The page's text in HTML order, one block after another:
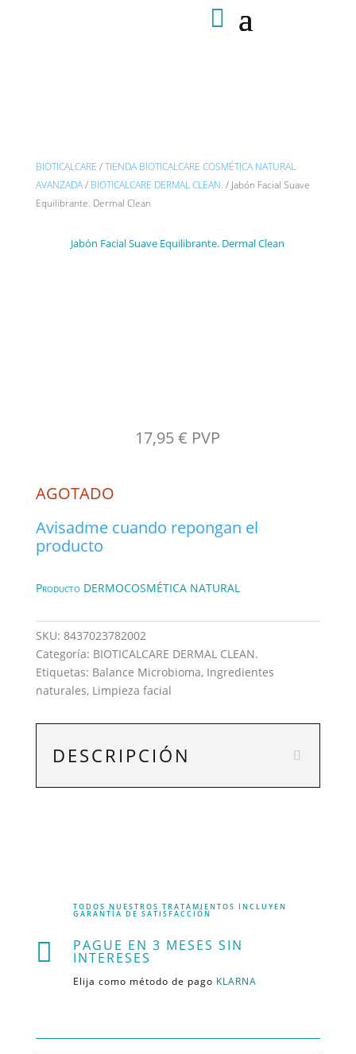
BIOTICALCARE /TIENDA BIOTICALCARE COSMÉTICA NATURAL
AVANZADA/ BIOTICALCARE DERMAL CLEAN. / Jabón Facial Suave
Equilibrante. Dermal Clean
Jabón Facial Suave Equilibrante. Dermal Clean
17,95€ PVP
AGOTADO
Avisadme cuando repongan el
producto
Producto DERMOCOSMÉTICA NATURAL
SKU: 8437023782002
Categoría: BIOTICALCARE DERMAL CLEAN.
Etiquetas: Balance Microbioma, Ingredientes
naturales, Limpieza facial
DESCRIPCIÓN
TODOS NUESTROS TRATAMIENTOS INCLUYEN
GARANTÍA DE SATISFACCIÓN
 PAGUE EN 3 MESES SIN
INTERESES
Elija como método de pago KLARNA